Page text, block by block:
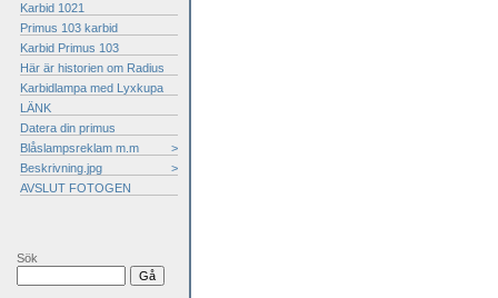
Karbid 1021
Primus 103 karbid
Karbid Primus 103
Här är historien om Radius
Karbidlampa med Lyxkupa
LÄNK
Datera din primus
Blåslampsreklam m.m
>
Beskrivning.jpg
>
AVSLUT FOTOGEN
Sök